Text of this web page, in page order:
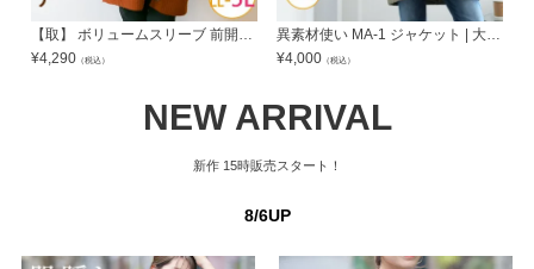
【取】 ボリュームスリーブ 前開き カーディガン シンプル vネック | 大きいサイズの通販ならハッピーマリリン
¥4,290 （税込）
異素材使い MA-1 ジャケット | 大きいサイズの通販ならハッピーマリリン
¥4,000 （税込）
NEW ARRIVAL
新作 15時販売スタート！
8/6UP